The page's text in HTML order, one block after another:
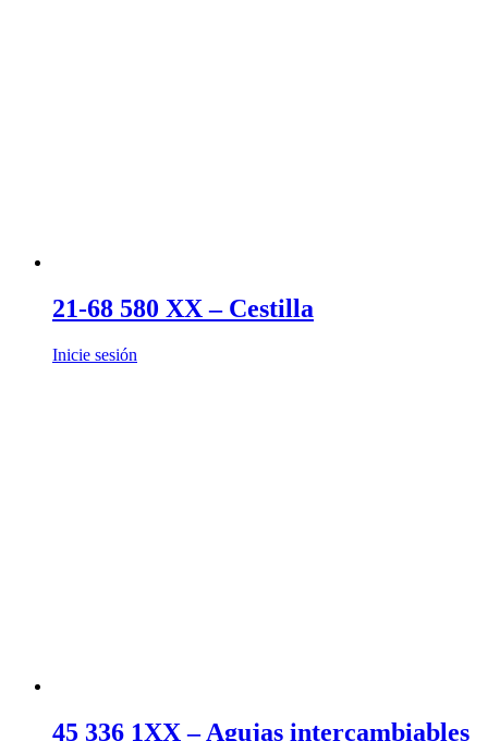
21-68 580 XX – Cestilla
Inicie sesión
45 336 1XX – Agujas intercambiables